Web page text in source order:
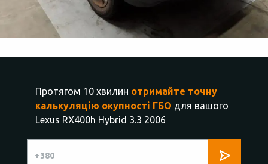
Протягом 10 хвилин отримайте точну
калькуляцію окупності ГБО для вашого
Lexus RX400h Hybrid 3.3 2006